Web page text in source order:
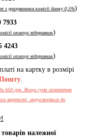
з урахуванням комісії банку 0,5%)
7933
оплачує відправник)
4243
оплачує відправник)
на картку в розмірі
.
650 грн. Якщо сума замовлення
вартості, округлюється до
належної